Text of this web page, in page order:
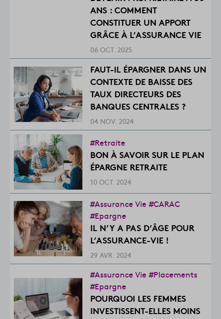
ANS : COMMENT
CONSTITUER UN APPORT
GRÂCE À L’ASSURANCE VIE
06 OCT. 2025
FAUT-IL ÉPARGNER DANS UN
CONTEXTE DE BAISSE DES
TAUX DIRECTEURS DES
BANQUES CENTRALES ?
04 NOV. 2024
#Retraite
BON À SAVOIR SUR LE PLAN
ÉPARGNE RETRAITE
10 OCT. 2024
#Assurance Vie #CARAC
#Epargne
IL N’Y A PAS D’ÂGE POUR
L’ASSURANCE-VIE !
29 AVR. 2024
#Assurance Vie #Placements
#Epargne
POURQUOI LES FEMMES
INVESTISSENT-ELLES MOINS